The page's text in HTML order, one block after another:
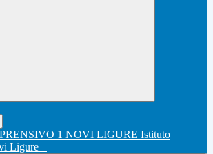
Istituto
Ligure